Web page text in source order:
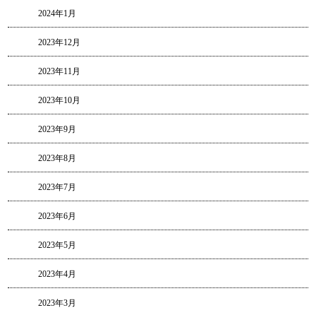
2024年1月
2023年12月
2023年11月
2023年10月
2023年9月
2023年8月
2023年7月
2023年6月
2023年5月
2023年4月
2023年3月